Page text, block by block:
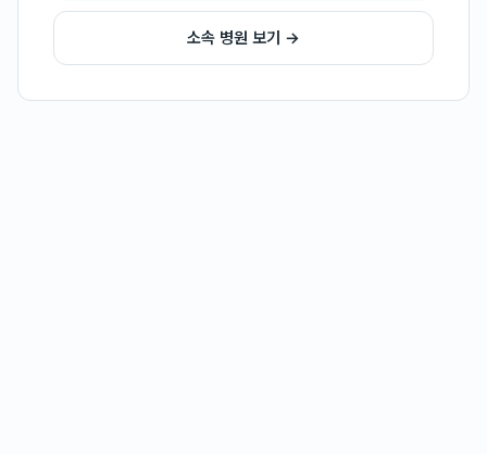
소속 병원 보기 →